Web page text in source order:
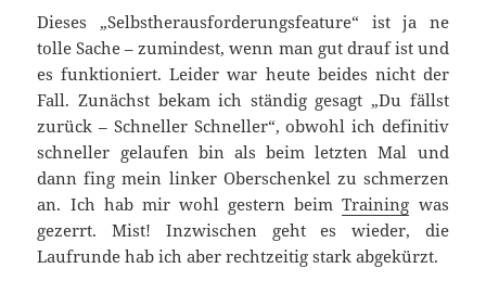
Dieses „Selbstherausforderungsfeature“ ist ja ne
tolle Sache – zumindest, wenn man gut drauf ist und
es funktioniert. Leider war heute beides nicht der
Fall. Zunächst bekam ich ständig gesagt „Du fällst
zurück – Schneller Schneller“, obwohl ich definitiv
schneller gelaufen bin als beim letzten Mal und
dann fing mein linker Oberschenkel zu schmerzen
an. Ich hab mir wohl gestern beimTraining was
gezerrt. Mist! Inzwischen geht es wieder, die
Laufrunde hab ich aber rechtzeitig stark abgekürzt.